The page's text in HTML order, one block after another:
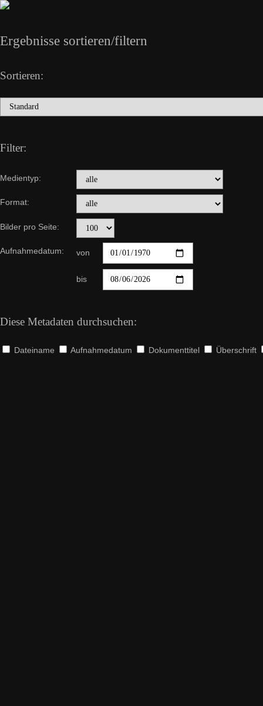
Ergebnisse sortieren/filtern
Sortieren:
Filter:
Medientyp:
Format:
Bilder pro Seite:
Aufnahmedatum: von
bis
Diese Metadaten durchsuchen:
Dateiname Aufnahmedatum Dokumenttitel Überschrift